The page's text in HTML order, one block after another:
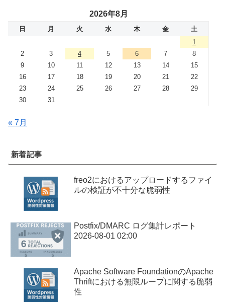
2026年8月
日 月 火 水 木 金
土
1
2
3 4 5 6 7
8
9
10 11 12 13 14
15
16
17 18 19 20 21
22
23
24 25 26 27 28
29
30
31
« 7月
新着記事
freo2におけるアップロードするファイ
ルの検証が不十分な脆弱性
Postfix/DMARC ログ集計レポート
2026-08-01 02:00
Apache Software FoundationのApache
Thriftにおける無限ループに関する脆弱
性